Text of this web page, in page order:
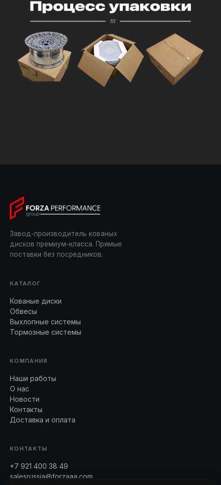
Завод-производитель кованых
дисков премиум-класса. Прямые
поставки без посредников.
КАТАЛОГ
Кованые диски
Обвесы
Выхлопные системы
Тормозные системы
КОМПАНИЯ
Наши работы
О нас
Новости
Контакты
Доставка и оплата
КОНТАКТЫ
+7 921 400 38 49
salesrussia@forzaaa.com